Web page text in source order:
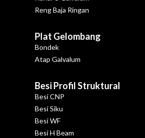
Reng Baja Ringan
Plat Gelombang
Bondek
Atap Galvalum
Besi Profil Struktural
Besi CNP
Besi Siku
Besi WF
Besi H Beam